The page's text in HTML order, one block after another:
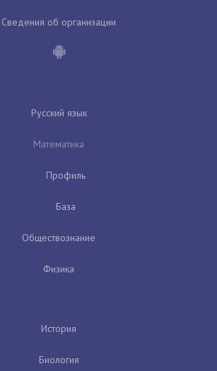
Сведения об организации
Русский язык
Математика
Профиль
База
Обществознание
Физика
История
Биология